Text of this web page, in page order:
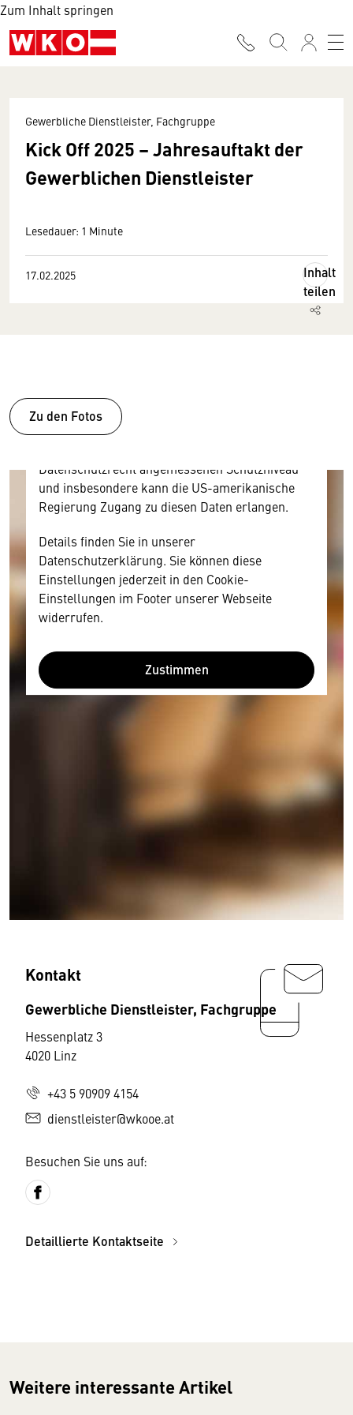
Zum Inhalt springen
Gewerbliche Dienstleister, Fachgruppe
Kick Off 2025 – Jahresauftakt der
Gewerblichen Dienstleister
Lesedauer: 1 Minute
17.02.2025
Inhalt
teilen
Zu den Fotos
und Nutzerverhalten mitunter mit US-
amerikanischen Anbietern austauscht.
Datenschutzrecht angemessenen Schutzniveau
und insbesondere kann die US-amerikanische
Regierung Zugang zu diesen Daten erlangen.
Details finden Sie in unserer
Datenschutzerklärung. Sie können diese
Einstellungen jederzeit in den Cookie-
Einstellungen im Footer unserer Webseite
widerrufen.
Zustimmen
Kontakt
Gewerbliche Dienstleister, Fachgruppe
Hessenplatz 3
4020 Linz
+43 5 90909 4154
dienstleister@wkooe.at
Besuchen Sie uns auf:
Detaillierte Kontaktseite
Weitere interessante Artikel